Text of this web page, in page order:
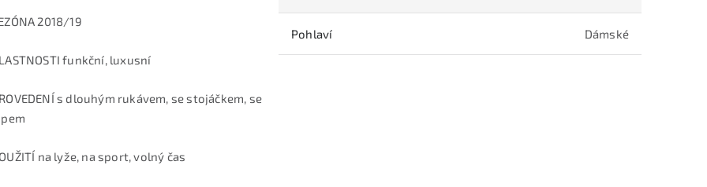
2018/19
funkční, luxusní
s dlouhým rukávem, se stojáčkem, se
na lyže, na sport, volný čas
Pohlaví Dámské